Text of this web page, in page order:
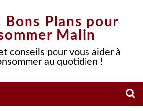
Bons Plans pour
Malin
conseils pour vous aider à
au quotidien !